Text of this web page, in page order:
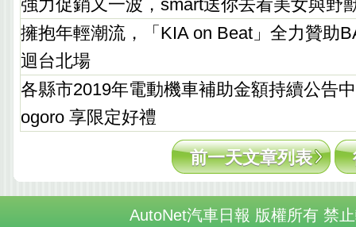
強力促銷又一波，smart送你去看美女與野
擁抱年輕潮流，「KIA on Beat」全力贊助
迴台北場
各縣市2019年電動機車補助金額持續公告
ogoro 享限定好禮
前一天文章列表
AutoNet汽車日報 版權所有 禁